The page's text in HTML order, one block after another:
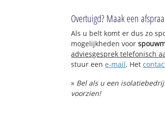
Overtuigd? Maak een
Als u belt komt er dus zo
mogelijkheden voor
adviesgesprek telefonisch
stuur eene-mail. Het
» Bel als u een
voorzien!